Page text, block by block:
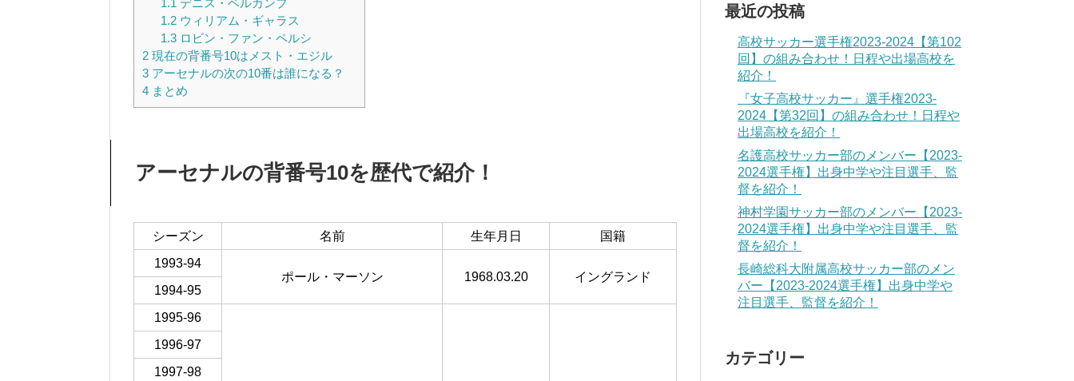
1.2ウィリアム・ギャラス
1.3ロビン・ファン・ペルシ
2 現在の背番号10はメスト・エジル
3 アーセナルの次の10番は誰になる？
4 まとめ
アーセナルの背番号10を歴代で紹介！
シーズン 名前 生年月日
国籍
1993-94
ポール・マーソン
1968.03.20
イングランド
1994-95
1995-96
1996-97
1997-98
最近の投稿
高校サッカー選手権2023-2024【第102
回】の組み合わせ！日程や出場高校を
紹介！
『女子高校サッカー』選手権2023-
2024【第32回】の組み合わせ！日程や
出場高校を紹介！
名護高校サッカー部のメンバー【2023-
2024選手権】出身中学や注目選手、監
督を紹介！
神村学園サッカー部のメンバー【2023-
2024選手権】出身中学や注目選手、監
督を紹介！
長崎総科大附属高校サッカー部のメン
バー【2023-2024選手権】出身中学や
注目選手、監督を紹介！
カテゴリー